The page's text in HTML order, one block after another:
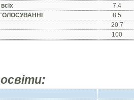
всiх
7.4
8.5
20.7
100